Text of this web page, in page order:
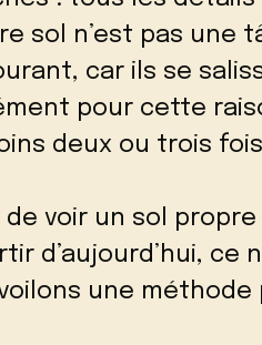
sol n’est pas une
car ils se
pour cette
deux ou trois
voir un sol
d’aujourd’hui, ce
une méthode